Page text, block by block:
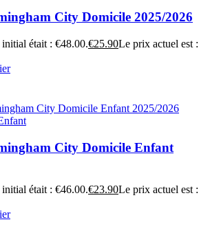
City Domicile 2025/2026
était : €48.00.€25.90Le prix actuel est :
City Domicile Enfant
était : €46.00.€23.90Le prix actuel est :